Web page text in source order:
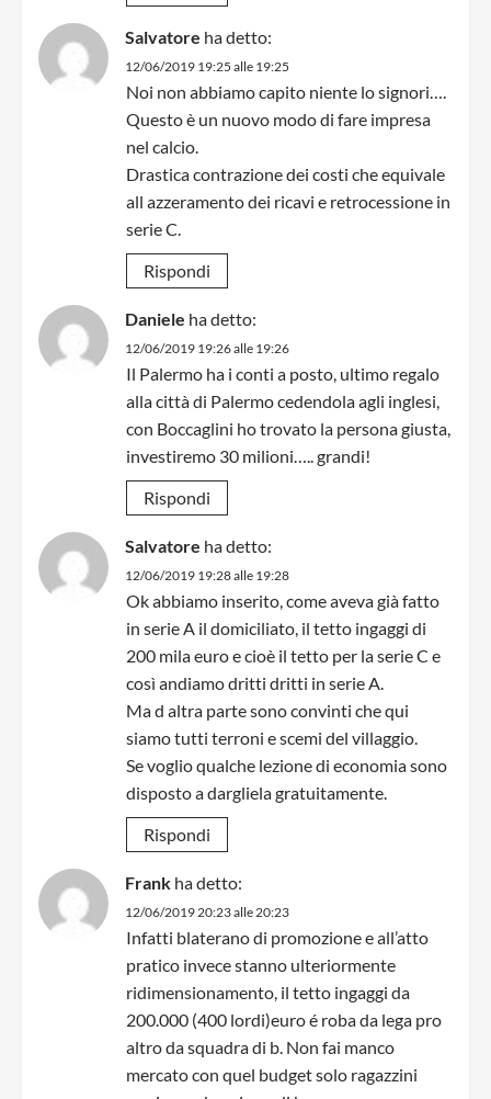
Salvatore ha detto:
12/06/2019 19:25 alle 19:25
Noi non abbiamo capito niente lo signori….
Questo è un nuovo modo di fare impresa
nel calcio.
Drastica contrazione dei costi che equivale
all azzeramento dei ricavi e retrocessione in
serie C.
Rispondi
Daniele ha detto:
12/06/2019 19:26 alle 19:26
Il Palermo ha i conti a posto, ultimo regalo
alla città di Palermo cedendola agli inglesi,
con Boccaglini ho trovato la persona giusta,
investiremo 30 milioni….. grandi!
Rispondi
Salvatore ha detto:
12/06/2019 19:28 alle 19:28
Ok abbiamo inserito, come aveva già fatto
in serie A il domiciliato, il tetto ingaggi di
200 mila euro e cioè il tetto per la serie C e
così andiamo dritti dritti in serie A.
Ma d altra parte sono convinti che qui
siamo tutti terroni e scemi del villaggio.
Se voglio qualche lezione di economia sono
disposto a dargliela gratuitamente.
Rispondi
Frank ha detto:
12/06/2019 20:23 alle 20:23
Infatti blaterano di promozione e all’atto
pratico invece stanno ulteriormente
ridimensionamento, il tetto ingaggi da
200.000 (400 lordi)euro é roba da lega pro
altro da squadra di b. Non fai manco
mercato con quel budget solo ragazzini